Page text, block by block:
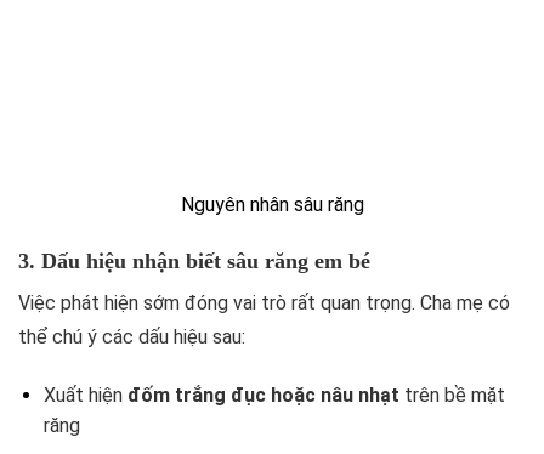
Nguyên nhân sâu răng
3. Dấu hiệu nhận biết sâu răng em bé
Việc phát hiện sớm đóng vai trò rất quan trọng. Cha mẹ có
thể chú ý các dấu hiệu sau:
Xuất hiện đốm trắng đục hoặc nâu nhạt trên bề mặt
răng